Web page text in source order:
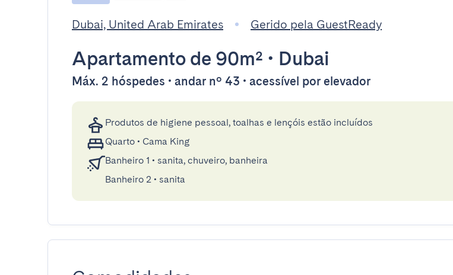
Dubai, United Arab Emirates Gerido pela GuestReady
Apartamento de 90m² • Dubai
Máx. 2 hóspedes • andar nº 43 • acessível por elevador
Produtos de higiene pessoal, toalhas e lençóis estão incluídos
Quarto • Cama King
Banheiro 1 • sanita, chuveiro, banheira
Banheiro 2 • sanita